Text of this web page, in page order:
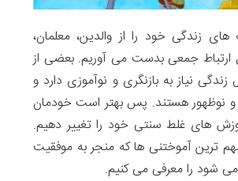
های زندگی خود را از والدین، معلمان،
ارتباط جمعی بدست می آوریم. بعضی از
نیاز به بازنگری و نوآموزی دارد و
نوظهور هستند. پس بهتر است خودمان
های غلط سنتی خود را تغییر دهیم.
۷ تا از مهم ترین آموختنی ها که منجر به موفقیت
شود را معرفی می کنیم.